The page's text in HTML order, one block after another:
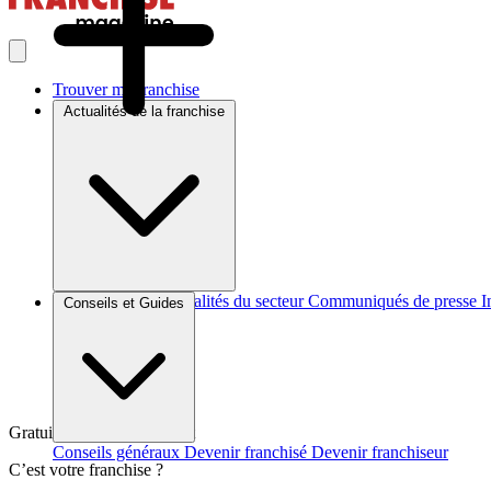
Trouver ma franchise
Actualités de la franchise
Brèves et actus Actualités du secteur Communiqués de presse
Conseils et Guides
Conseils généraux Devenir franchisé Devenir franchiseur
Gratuit et sans engagement
C’est votre franchise ?